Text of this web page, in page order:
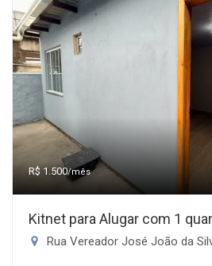
R$ 1.500/mês
Kitnet para Alugar com 1
Rua Vereador José João da Silva -